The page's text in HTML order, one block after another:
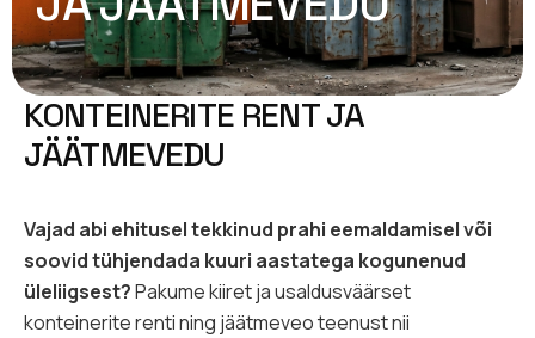
KONTEINERITE RENT JA
JÄÄTMEVEDU
Vajad abi ehitusel tekkinud prahi eemaldamisel või
soovid tühjendada kuuri aastatega kogunenud
üleliigsest?Pakume kiiret ja usaldusväärset
konteinerite renti ning jäätmeveo teenust nii